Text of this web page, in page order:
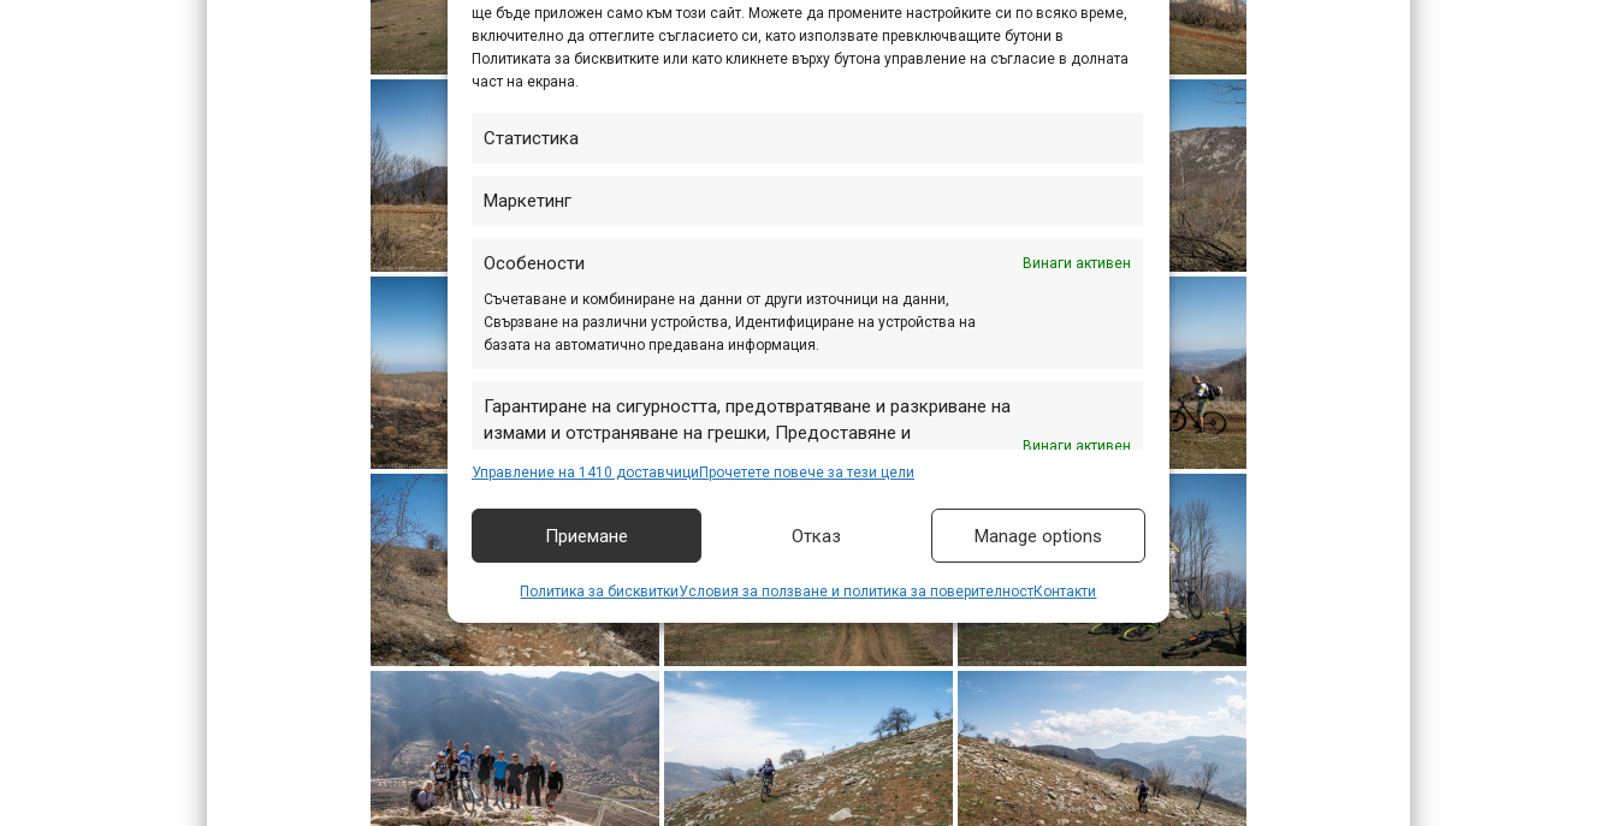
ще бъде приложен само към този сайт. Можете да промените настройките си по всяко време,
включително да оттеглите съгласието си, като използвате превключващите бутони в
Политиката за бисквитките или като кликнете върху бутона управление на съгласие в долната
част на екрана.
Статистика
Маркетинг
Особености Винаги активен
Съчетаване и комбиниране на данни от други източници на данни,
Свързване на различни устройства, Идентифициране на устройства на
базата на автоматично предавана информация.
Гарантиране на сигурността, предотвратяване и разкриване на
измами и отстраняване на грешки, Предоставяне и
съобщаване на избори за поверителност.
Винаги активен
Управление на 1410 доставчици Прочетете повече за тези цели
Приемане Отказ Manage options
Политика за бисквиткиУсловия за ползване и политика за поверителностКонтакти